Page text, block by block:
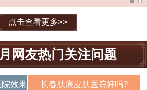
点击查看更多>>
网友热门关注问题
效果 长春肤康皮肤医院好吗?